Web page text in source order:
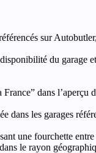
sur
du garage
dans l’aperçu
les garages
une fourchette
le rayon